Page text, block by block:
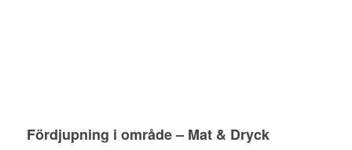
Fördjupning i område – Mat & Dryck